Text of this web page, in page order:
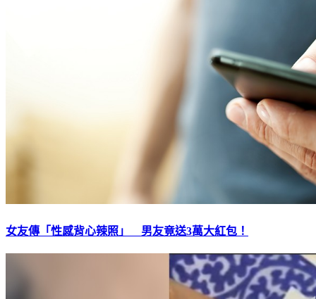
女友傳「性感背心辣照」 男友竟送3萬大紅包！